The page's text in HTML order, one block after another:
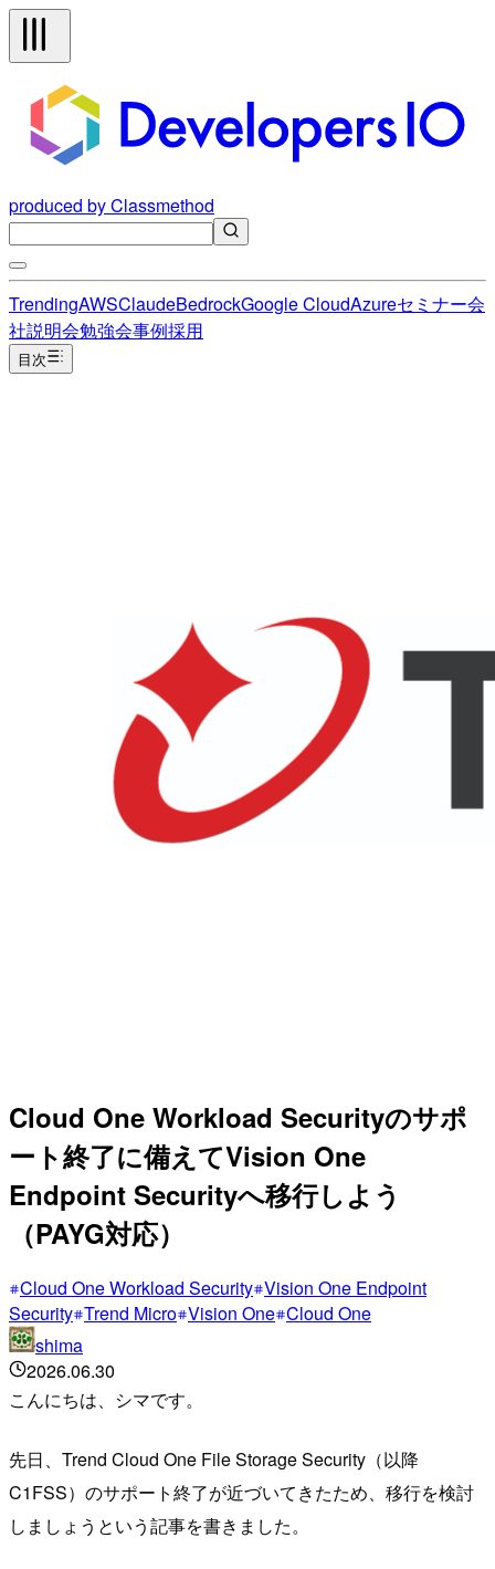
produced by Classmethod
TrendingAWSClaudeBedrockGoogle CloudAzureセミナー会
社説明会勉強会事例採用
目次
Cloud One Workload Securityのサポ
ート終了に備えてVision One
Endpoint Securityへ移行しよう
（PAYG対応）
Cloud One Workload Security Vision One Endpoint
Security Trend Micro Vision One Cloud One
shima
2026.06.30
こんにちは、シマです。
先日、Trend Cloud One File Storage Security（以降
C1FSS）のサポート終了が近づいてきたため、移行を検討
しましょうという記事を書きました。